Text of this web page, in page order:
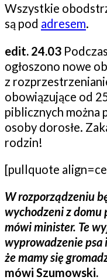
Wszystkie
są pod adresem.
edit. 24.03
ogłoszono nowe
z
obowiązujące od
piblicznych można
osoby dorosłe.
rodzin!
[pullquote
W rozporządzeniu
wychodzeni z domu
mówi minister. Te
wyprowadzenie psa
że mamy się
mówi Szumowski.